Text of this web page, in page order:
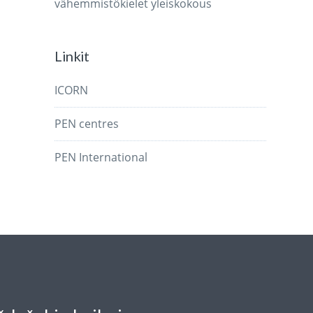
vähemmistökieletyleiskokous
Linkit
ICORN
PEN centres
PEN International